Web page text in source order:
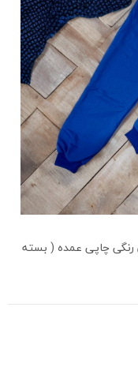
رنگی چاپی عمده ( بسته